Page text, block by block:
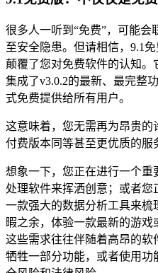
很多人一听到“免费”，可能
至安全隐患。但请相信，9.1
颠覆了您对免费软件的认知。
集成了v3.0.2的最新、最完整
式免费提供给所有用户。
这意味着，您无需再为昂贵
付费版本同等甚至更优质的服
想象一下，您正在进行一个
处理软件来挥洒创意；或者
一款强大的数据分析工具来梳
暇之余，体验一款最新的游戏
这些需求往往伴随着高昂的软
牺牲一部分功能，或者使用功